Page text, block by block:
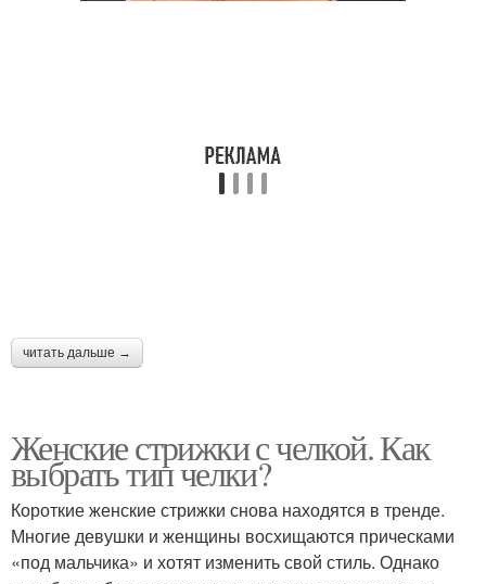
читать дальше →
Женские стрижки с челкой. Как
выбрать тип челки?
Короткие женские стрижки снова находятся в тренде.
Многие девушки и женщины восхищаются прическами
«под мальчика» и хотят изменить свой стиль. Однако